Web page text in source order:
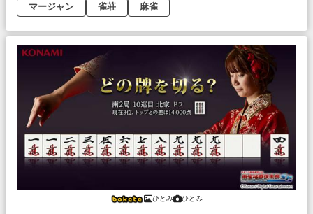
マージャン
雀荘 麻雀
ひとみ ひとみ